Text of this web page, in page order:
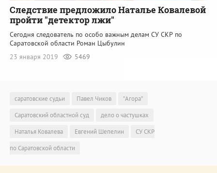
Следствие предложило Наталье Ковалевой
пройти "детектор лжи"
Сегодня следователь по особо важным делам СУ СКР по
Саратовской области Роман Цыбулин
23 января 2019
5469
саратовские судьи Павел Чиков
"Агора"
Саратовский областной суд
дело о частушках
Наталья Ковалева
Евгений Шепелин
СУ СКР
по Саратовской области